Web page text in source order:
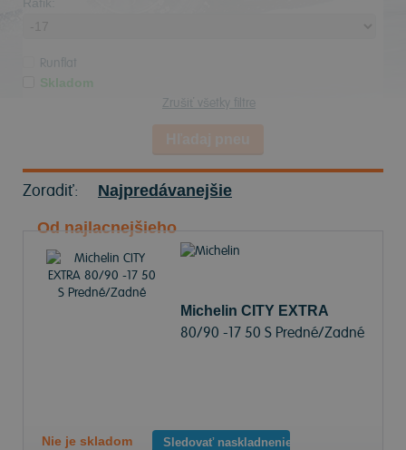
Runflat
Skladom
Zrušiť všetky filtre
Zoradiť: Najpredávanejšie
Od najlacnejšieho
Michelin CITY EXTRA
80/90 -17 50 S Predné/Zadné
Nie je skladom Sledovať naskladnenie